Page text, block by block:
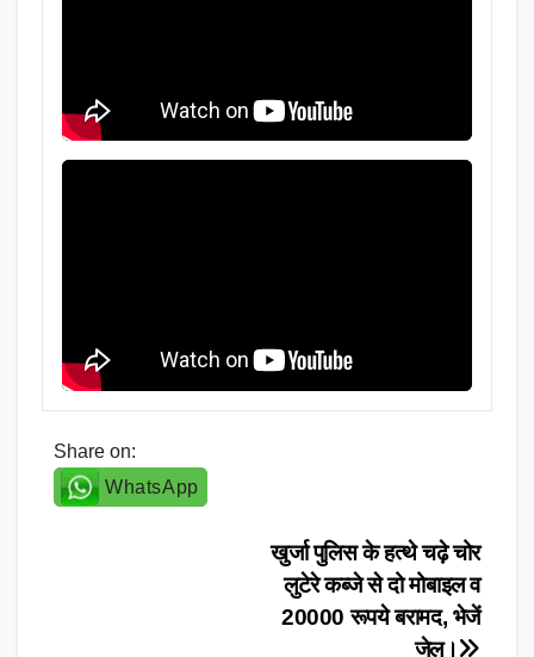
Share on:
WhatsApp
खुर्जा पुलिस के हत्थे चढ़े चोर
लुटेरे कब्जे से दो मोबाइल व
20000 रूपये बरामद, भेजें
जेल।